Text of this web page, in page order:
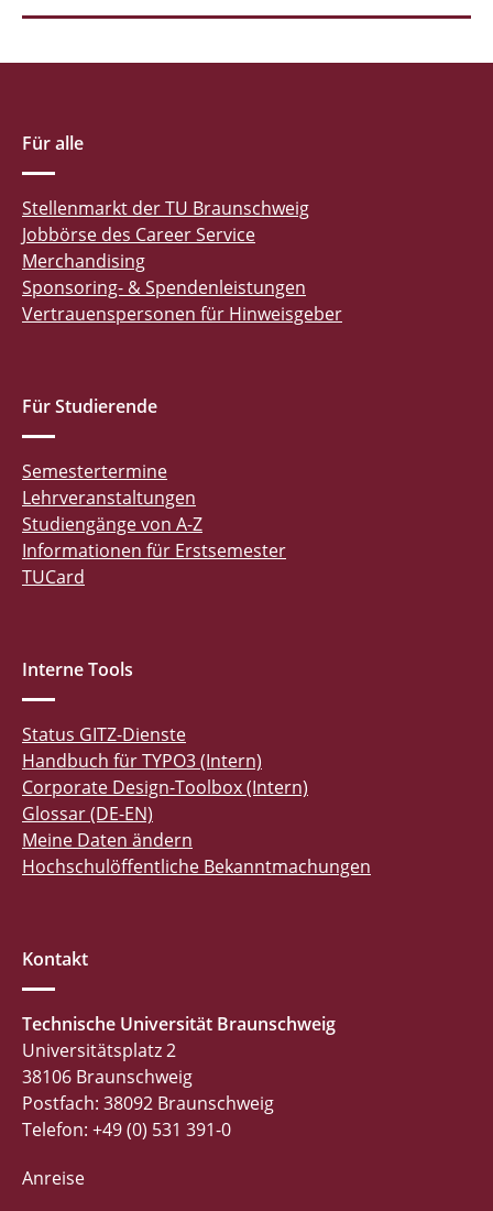
Für alle
Stellenmarkt der TU Braunschweig
Jobbörse des Career Service
Merchandising
Sponsoring- & Spendenleistungen
Vertrauenspersonen für Hinweisgeber
Für Studierende
Semestertermine
Lehrveranstaltungen
Studiengänge von A-Z
Informationen für Erstsemester
TUCard
Interne Tools
Status GITZ-Dienste
Handbuch für TYPO3 (Intern)
Corporate Design-Toolbox (Intern)
Glossar (DE-EN)
Meine Daten ändern
Hochschulöffentliche Bekanntmachungen
Kontakt
Technische Universität Braunschweig
Universitätsplatz 2
38106 Braunschweig
Postfach: 38092 Braunschweig
Telefon: +49 (0) 531 391-0
Anreise